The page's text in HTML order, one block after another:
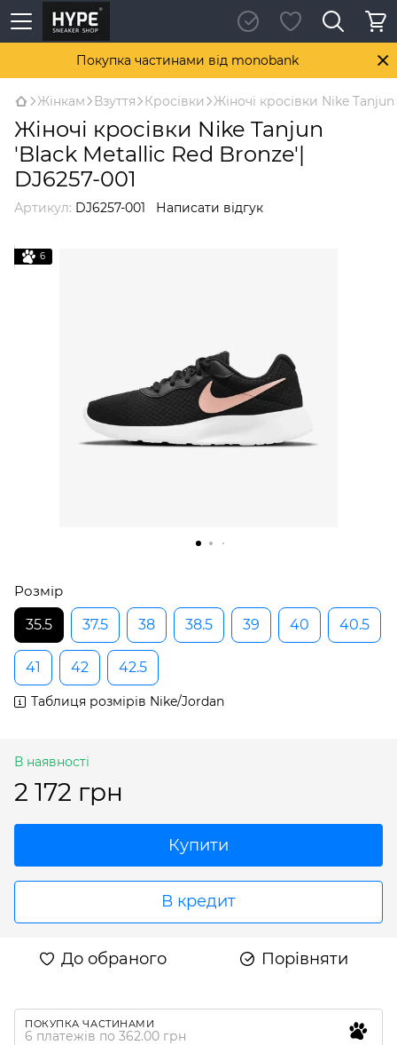
Покупка частинами від monobank
Жінкам Взуття Кросівки Жіночі кросівки Nike
Жіночі кросівки Nike Tanjun
'Black Metallic Red Bronze'|
DJ6257-001
Артикул: DJ6257-001 Написати відгук
6
Розмір
35.5
37.5 38 38.5 39 40 40.5
41 42 42.5
Таблиця розмірів Nike/Jordan
В наявності
2 172 грн
Купити
В кредит
До обраного Порівняти
ПОКУПКА ЧАСТИНАМИ
6 платежів по 362.00 грн